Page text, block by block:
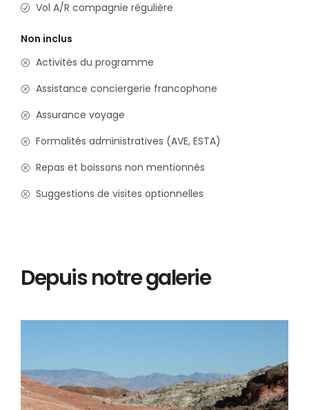
Vol A/R compagnie régulière
Non inclus
Activités du programme
Assistance conciergerie francophone
Assurance voyage
Formalités administratives (AVE, ESTA)
Repas et boissons non mentionnés
Suggestions de visites optionnelles
Depuis notre galerie